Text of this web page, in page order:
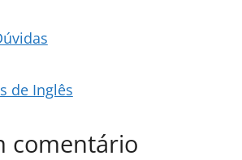
de Inglês
comentário